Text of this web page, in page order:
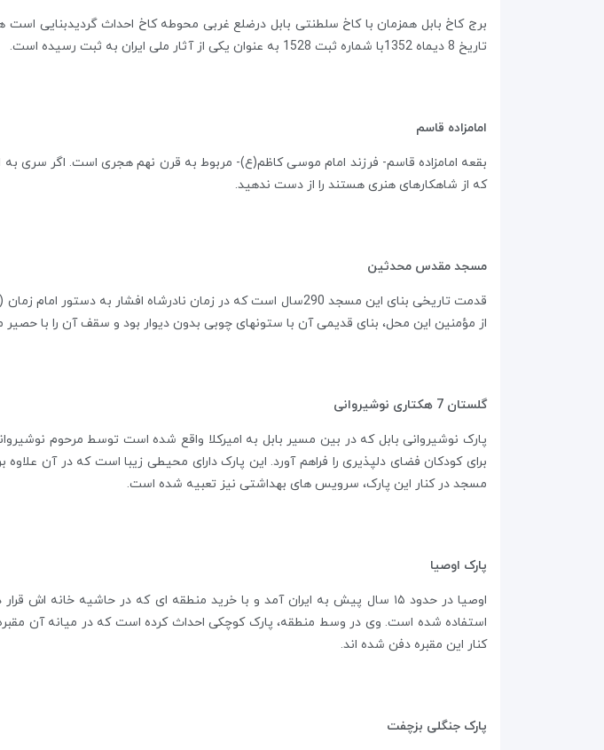
برج کاخ بابل همزمان با کاخ سلطنتی بابل درضلع غربی محوطه کاخ احداث گردیدبنایی
تاریخ 8 دیماه 1352با شماره ثبت 1528 به عنوان یکی از آثار ملی ایران به ثبت رسیده است.
امامزاده قاسم
بقعه امامزاده قاسم- فرزند امام موسی کاظم(ع)- مربوط به قرن نهم هجری است. اگر سری
که از شاهکارهای هنری هستند را از دست ندهید.
مسجد مقدس محدثین
قدمت تاریخی بنای این مسجد 290سال است که در زمان نادرشاه
از مؤمنین این محل، بنای قدیمی آن با ستونهای چوبی بدون دیوار بود و سقف آن را با
گلستان 7 هکتاری نوشیروانی
پارک نوشیروانی بابل که در بین مسیر بابل به امیرکلا واقع شده است توسط مرحوم
برای کودکان فضای دلپذیری را فراهم آورد. این پارک دارای محیطی زیبا است که در آن
مسجد در کنار این پارک، سرویس های بهداشتی نیز تعبیه شده است.
پارک اوصیا
اوصیا در حدود ۱۵ سال پیش به ایران آمد و با خرید منطقه ای که در حاشیه
استفاده شده است. وی در وسط منطقه، پارک کوچکی احداث کرده است که در میانه آن
کنار این مقبره دفن شده اند.
پارک جنگلی بزچفت